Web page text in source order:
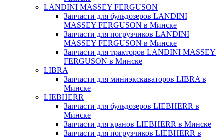
LANDINI MASSEY FERGUSON
Запчасти для бульдозеров LANDINI
MASSEY FERGUSON в Минске
Запчасти для погрузчиков LANDINI
MASSEY FERGUSON в Минске
Запчасти для тракторов LANDINI MASSEY
FERGUSON в Минске
LIBRA
Запчасти для миниэкскаваторов LIBRA в
Минске
LIEBHERR
Запчасти для бульдозеров LIEBHERR в
Минске
Запчасти для кранов LIEBHERR в Минске
Запчасти для погрузчиков LIEBHERR в